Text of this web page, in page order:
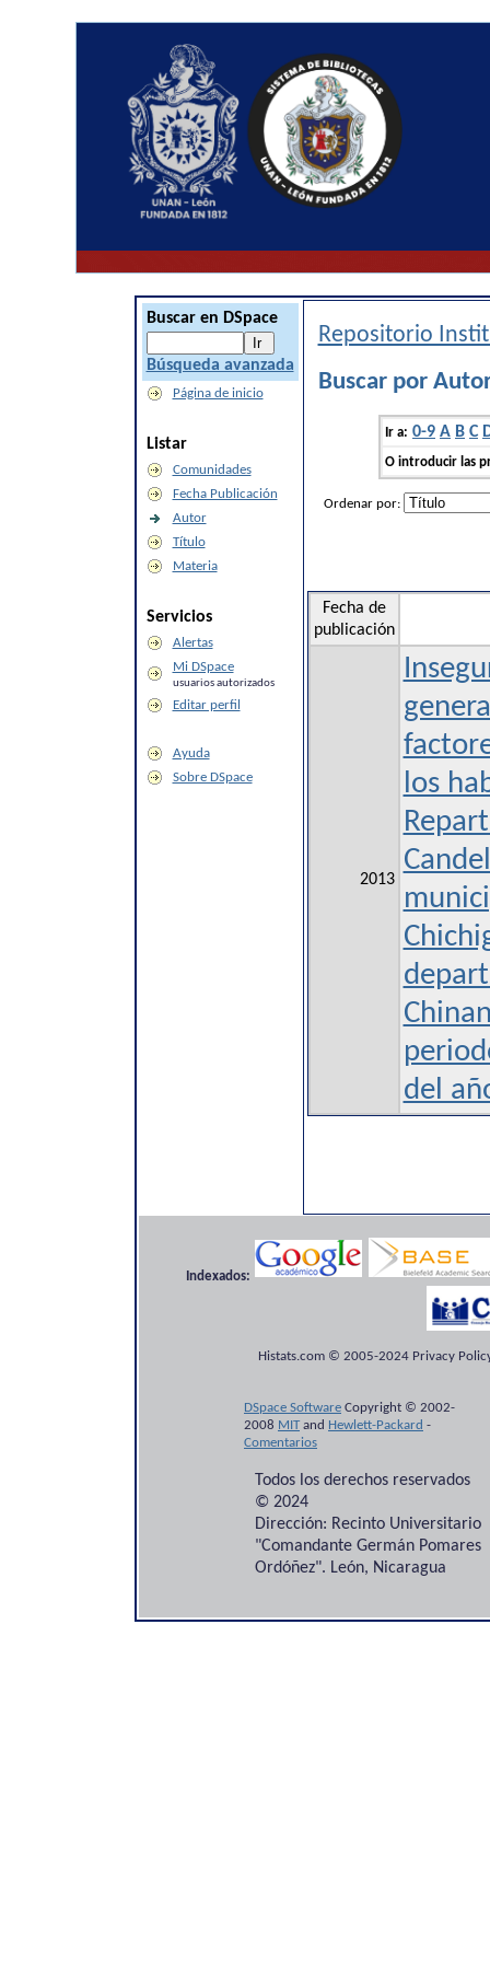
Buscar en DSpace
Búsqueda avanzada
Página de inicio
Listar
Comunidades
Fecha Publicación
Autor
Título
Materia
Servicios
Alertas
Mi DSpace
usuarios autorizados
Editar perfil
Ayuda
Sobre DSpace
Repositorio
Buscar por
Ir a: 0-9 A B C
O introducir las
Ordenar por:
Fecha de
publicación
2013
los
del
Indexados:
Histats.com © 2005-2024 Privacy
DSpace Software Copyright © 2002-
2008 MITand Hewlett-Packard -
Comentarios
Todos los derechos reservados
© 2024
Dirección: Recinto Universitario
"Comandante Germán Pomares
Ordóñez". León, Nicaragua